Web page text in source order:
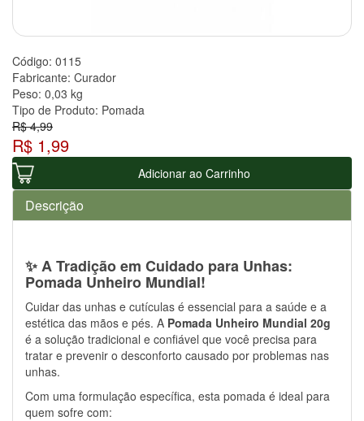
Código: 0115
Fabricante: Curador
Peso: 0,03 kg
Tipo de Produto: Pomada
R$ 4,99
R$ 1,99
Adicionar ao Carrinho
Descrição
✨ A Tradição em Cuidado para Unhas:
Pomada Unheiro Mundial!
Cuidar das unhas e cutículas é essencial para a saúde e a
estética das mãos e pés. A Pomada Unheiro Mundial 20g
é a solução tradicional e confiável que você precisa para
tratar e prevenir o desconforto causado por problemas nas
unhas.
Com uma formulação específica, esta pomada é ideal para
quem sofre com: